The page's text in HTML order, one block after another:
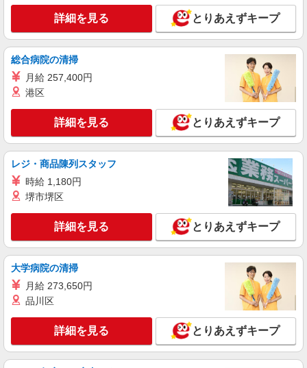
（医療）/26-0588763
＜残業なし＋土日祝休＞大学病院の研究部門で
オフィスワーク☆彡
愛知県豊明市／最寄駅：徳重駅、前後駅 ≪
車通勤可≫ ◆駐車場についてはご自身のご都合に
キープ 詳細を見る
派遣社員
パーソルテンプスタッフ株式会社 中部コーディネートセンター二課
（医療）/26-0287946
＜未経験OK＋残業なし＋土日祝休＞安定の病
院で受付＋データ入力のオシゴト
時給1300円
愛知県豊明市／最寄駅：前後駅、徳重駅 ≪
車通勤可≫ ◆駐車場についてはご自身のご都合に
合わせてご検討ください。
キープ 詳細を見る
派遣社員
パーソルテンプスタッフ株式会社 中部コーディネートセンター二課
（医療）/26-0442190
＜15:30定時の時短勤務♪土日祝日おやすみ☆
彡未経験OKの事務＞
詳細を見る とりあえずキープ
総合病院の清掃
月給 257,400円
港区
詳細を見る とりあえずキープ
レジ・商品陳列スタッフ
時給 1,180円
堺市堺区
詳細を見る とりあえずキープ
大学病院の清掃
月給 273,650円
品川区
詳細を見る とりあえずキープ